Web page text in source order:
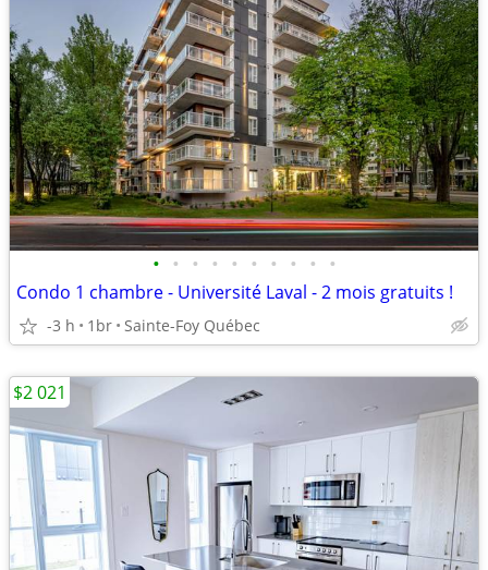
• • • • • • • • • •
Condo 1 chambre - Université Laval - 2 mois gratuits !
-3 h 1br Sainte-Foy Québec
$2 021